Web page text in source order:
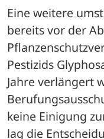
Eine weitere
bereits vor der
Pestizids
Jahre verlängert
keine Einigung
lag die